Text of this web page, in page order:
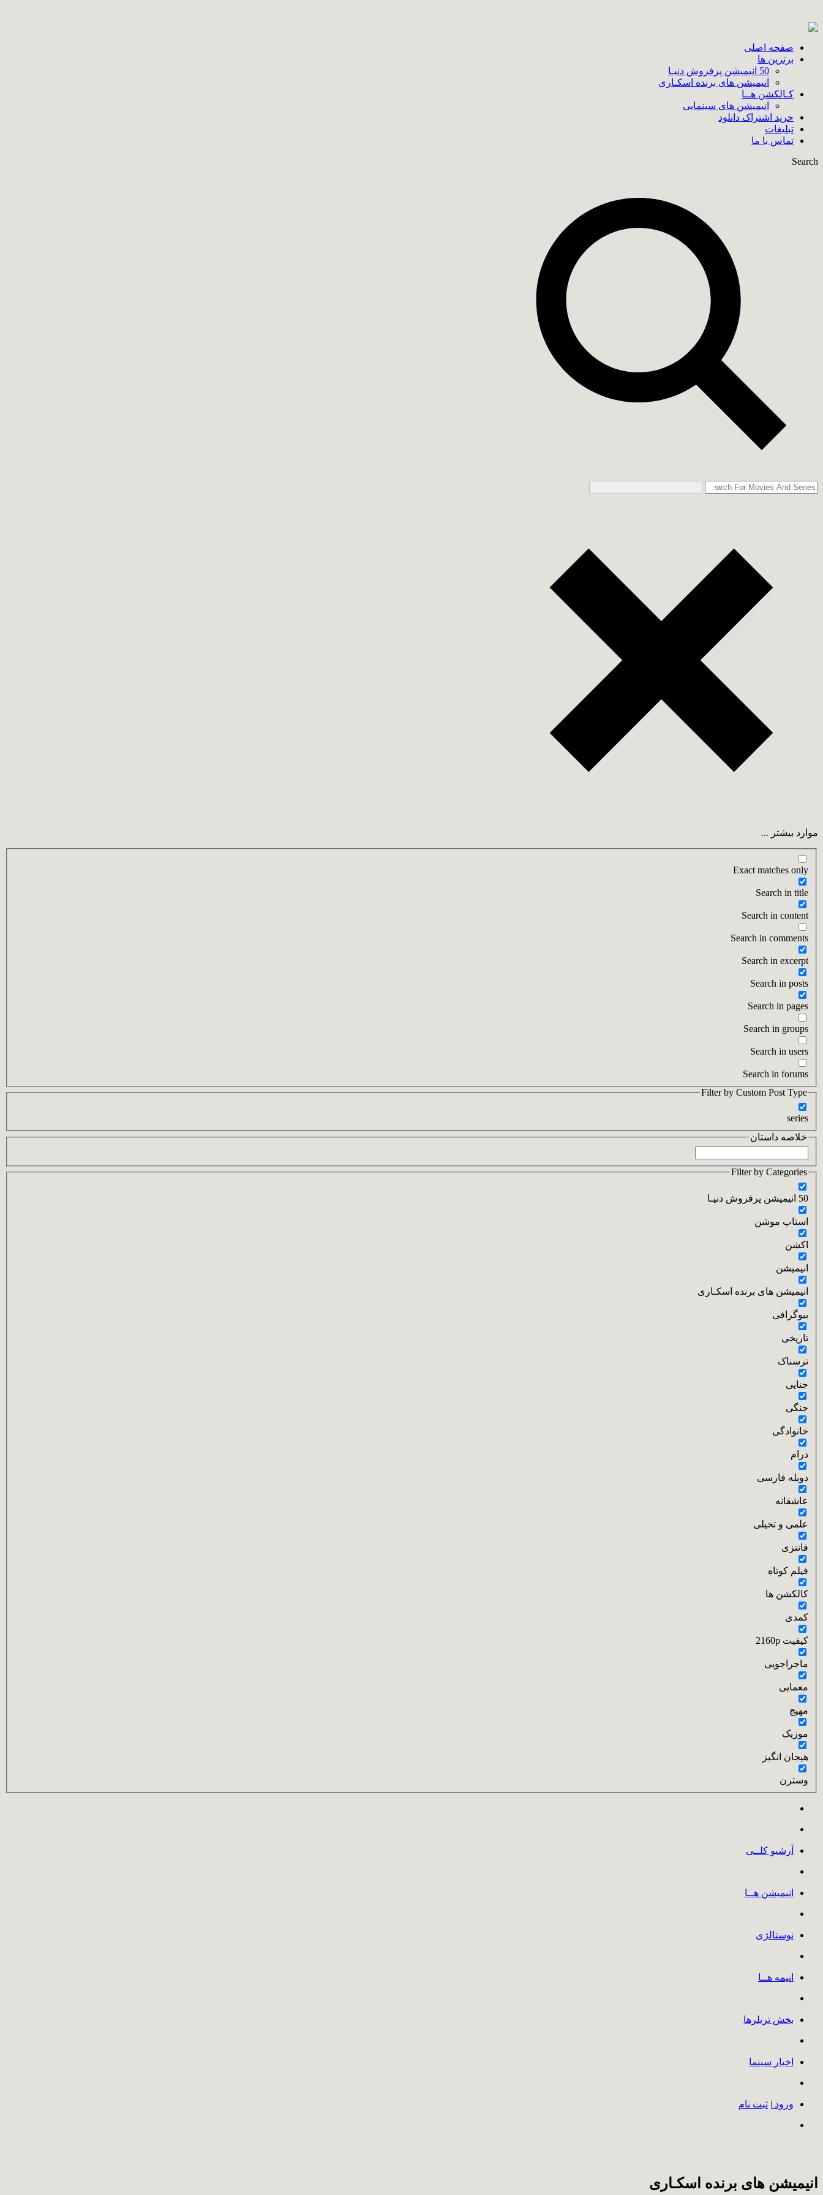
صفحه اصلی
برترین ها
50 انیمیشن پرفروش دنیـا
انیمیشن های برنده اسکـاری
کـالکشن هــا
انیمیشن های سینمایی
خرید اشتراک دانلود
تبلیغات
تماس با ما
Search
موارد بیشتر ...
Exact matches only
Search in title
Search in content
Search in comments
Search in excerpt
Search in posts
Search in pages
Search in groups
Search in users
Search in forums
Filter by Custom Post Type
series
خلاصه داستان
Filter by Categories
50 انیمیشن پرفروش دنیـا
استاپ موشن
اکشن
انیمیشن
انیمیشن های برنده اسکـاری
بیوگرافی
تاریخی
ترسناک
جنایی
جنگی
خانوادگی
درام
دوبله فارسی
عاشقانه
علمی و تخیلی
فانتزی
فیلم کوتاه
کالکشن ها
کمدی
کیفیت 2160p
ماجراجویی
معمایی
مهیج
موزیک
هیجان انگیز
وسترن
آرشیو کلــی
انیمیشن هــا
نوستالژی
انیمه هــا
بخش تریلرها
اخبار سینما
ورود | ثبت نام
انیمیشن های برنده اسکـاری